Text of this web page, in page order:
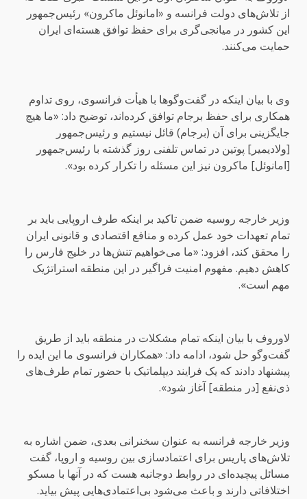
از تلاش‌های دولت فرانسه و «امانوئل ماکرون» رئیس‌جمهور
این کشور در میانجی‌گری برای حفظ توافق هسته‌ای ایران
حمایت می‌کنند.
وی با بیان اینکه در گفت‌وگوها با هیأت فرانسوی، روی تداوم
همکاری برای حفظ برجام توافق کرده‌اند، توضیح داد: «ما هیچ
جایگزینی برای آن (برجام) قائل نیستیم و رئیس‌جمهور
[ولادیمیر] پوتین در تماس تلفنی روز گذشته با رئیس‌جمهور
[امانوئل] ماکرون نیز این مسئله را تکرار کرده بود».
وزیر خارجه روسیه ضمن تاکید بر اینکه طرف اروپایی باید بر
تمام تعهدات خود عمل کرده و منافع اقتصادی و قانونی ایران
را محقق کند، افزود: «ما می‌خواهیم تنش‌ها در خلیج فارس را
کاهش دهیم. مفهوم امنیت فراگیر در این منطقه استراتژیک
مهم است».
لاوروف با بیان اینکه تمام مشکلات در منطقه باید از طریق
گفت‌وگو حل شود، ادامه داد: «همکاران فرانسوی ما این ایده را
پیشنهاد دادند که یک فرایند دیپلماتیک با حضور تمام طرف‌های
ذی‌نفع [در منطقه] آغاز شود».
وزیر خارجه فرانسه به عنوان سخنرانی بعدی، ضمن اشاره به
تلاش‌های پاریس برای اعتمادسازی بین روسیه و اروپا، گفت
مسائل پیچیده‌ای در روابط دوجانبه هست که در آنها با مسکو
اختلافاتی دارند و باعث می‌شود بی‌اعتمادی‌هایی پیش بیاید.